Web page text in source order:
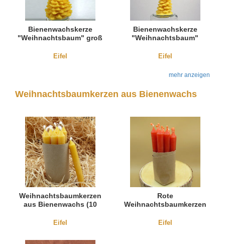
Bienenwachskerze
"Weihnachtsbaum" groß
Eifel
Bienenwachskerze
"Weihnachtsbaum"
Eifel
mehr anzeigen
Weihnachtsbaumkerzen aus Bienenwachs
Weihnachtsbaumkerzen
aus Bienenwachs (10
Eifel
Rote
Weihnachtsbaumkerzen
Stück)
Eifel